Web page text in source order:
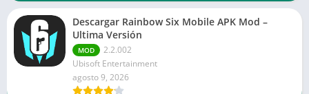
Descargar Rainbow Six Mobile APK Mod –
Ultima Versión
MOD
2.2.002
Ubisoft Entertainment
agosto 9, 2026